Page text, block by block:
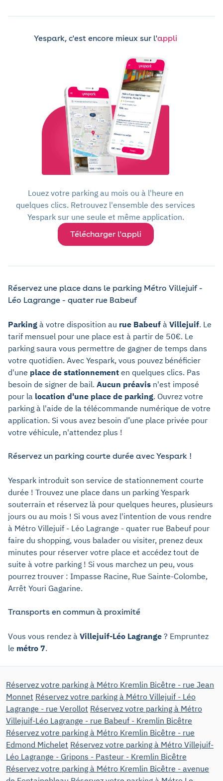
Yespark, c'est encore mieux sur l'appli
Louez votre parking au mois ou à l'heure en
quelques clics. Retrouvez l'ensemble des services
Yespark sur une seule et même application.
Télécharger l'appli
Réservez une place dans le parking Métro Villejuif -
Léo Lagrange - quater rue Babeuf
Parking à votre disposition au rue Babeuf à Villejuif. Le
tarif mensuel pour une place est à partir de 50€. Le
parking saura vous permettre de gagner de temps dans
votre quotidien. Avec Yespark, vous pouvez bénéficier
d'une place de stationnement en quelques clics. Pas
besoin de signer de bail. Aucun préavis n'est imposé
pour la location d'une place de parking. Ouvrez votre
parking à l'aide de la télécommande numérique de votre
application. Si vous avez besoin d’une place privée pour
votre véhicule, n'attendez plus !
Réservez un parking courte durée avec Yespark !
Yespark introduit son service de stationnement courte
durée ! Trouvez une place dans un parking Yespark
souterrain et réservez là pour quelques heures, plusieurs
jours ou au mois ! Si vous avez l'intention de vous rendre
à Métro Villejuif - Léo Lagrange - quater rue Babeuf pour
faire du shopping, vous balader ou visiter, prenez deux
minutes pour réserver votre place et accédez tout de
suite à votre parking ! Si vous marchez un peu, vous
pourrez trouver : Impasse Racine, Rue Sainte-Colombe,
Arrêt Youri Gagarine.
Transports en commun à proximité
Vous vous rendez à Villejuif-Léo Lagrange ? Empruntez
le métro 7.
Réservez votre parking à Métro Kremlin Bicêtre - rue Jean
Monnet Réservez votre parking à Métro Villejuif - Léo
Lagrange - rue Verollot Réservez votre parking à Métro
Villejuif-Léo Lagrange - rue Babeuf - Kremlin Bicêtre
Réservez votre parking à Métro Kremlin Bicêtre - rue
Edmond Michelet Réservez votre parking à Métro Villejuif-
Léo Lagrange - Gripons - Pasteur - Kremlin Bicêtre
Réservez votre parking à Métro Kremlin Bicêtre - avenue